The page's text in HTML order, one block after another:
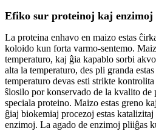
Efiko sur proteinoj kaj enzimoj
La proteina enhavo en maizo estas
koloido kun forta varmo-sentemo.
temperaturo, kaj ĝia kapablo sorbi
alta la temperaturo, des pli granda
temperaturo devas esti strikte
ŝlosilo por konservado de la kvalito de
speciala proteino. Maizo estas greno
ĝiaj biokemiaj procezoj estas
enzimoj. La agado de enzimoj pliiĝas